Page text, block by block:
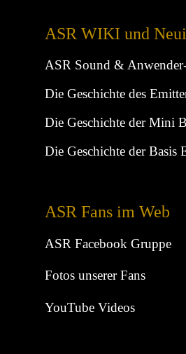
ASR WIKI und
ASR Sound &
Die Geschichte des
Die Geschichte der Mini
Die Geschichte der Basis
ASR Fans im Web
ASR Facebook Gruppe
Fotos unserer Fans
YouTube Videos